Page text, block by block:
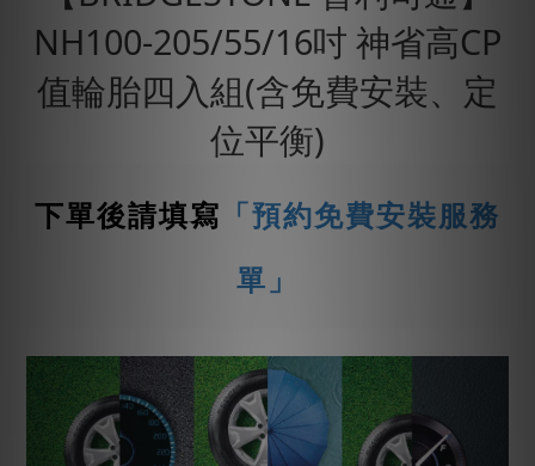
NH100-205/55/16吋 神省高CP
值輪胎四入組(含免費安裝、定
位平衡)
下單後請填寫 「預約免費安裝服務
單」